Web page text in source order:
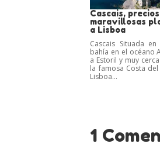
Cascais,
maravillosas
a Lisboa
Cascais Situada
bahía en el océano
a Estoril y muy
la famosa Costa del
Lisboa...
1